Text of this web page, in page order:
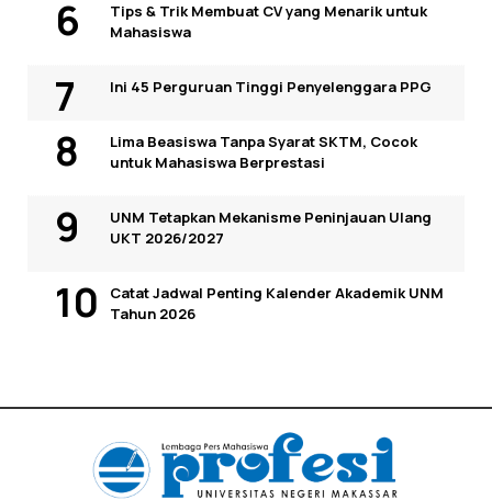
Tips & Trik Membuat CV yang Menarik untuk
Mahasiswa
Ini 45 Perguruan Tinggi Penyelenggara PPG
Lima Beasiswa Tanpa Syarat SKTM, Cocok
untuk Mahasiswa Berprestasi
UNM Tetapkan Mekanisme Peninjauan Ulang
UKT 2026/2027
Catat Jadwal Penting Kalender Akademik UNM
Tahun 2026